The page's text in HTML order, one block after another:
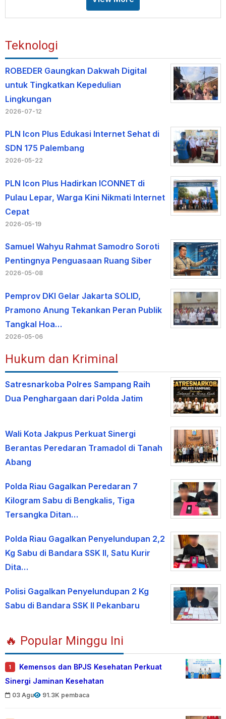
Teknologi
ROBEDER Gaungkan Dakwah Digital
untuk Tingkatkan Kepedulian
Lingkungan
2026-07-12
PLN Icon Plus Edukasi Internet Sehat di
SDN 175 Palembang
2026-05-22
PLN Icon Plus Hadirkan ICONNET di
Pulau Lepar, Warga Kini Nikmati Internet
Cepat
2026-05-19
Samuel Wahyu Rahmat Samodro Soroti
Pentingnya Penguasaan Ruang Siber
2026-05-08
Pemprov DKI Gelar Jakarta SOLID,
Pramono Anung Tekankan Peran Publik
Tangkal Hoa…
2026-05-06
Hukum dan Kriminal
Satresnarkoba Polres Sampang Raih
Dua Penghargaan dari Polda Jatim
Wali Kota Jakpus Perkuat Sinergi
Berantas Peredaran Tramadol di Tanah
Abang
Polda Riau Gagalkan Peredaran 7
Kilogram Sabu di Bengkalis, Tiga
Tersangka Ditan…
Polda Riau Gagalkan Penyelundupan 2,2
Kg Sabu di Bandara SSK II, Satu Kurir
Dita…
Polisi Gagalkan Penyelundupan 2 Kg
Sabu di Bandara SSK II Pekanbaru
🔥 Popular Minggu Ini
1
Kemensos dan BPJS Kesehatan Perkuat
Sinergi Jaminan Kesehatan
03 Agu 91.3K pembaca